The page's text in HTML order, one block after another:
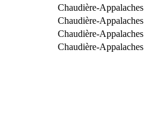
Chaudière-Appalaches
Chaudière-Appalaches
Chaudière-Appalaches
Chaudière-Appalaches